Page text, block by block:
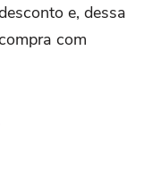
e, dessa
com